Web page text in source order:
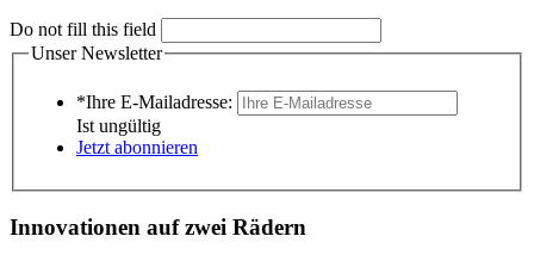
Do not fill this field
Unser Newsletter
*Ihre E-Mailadresse:
Ist ungültig
Jetzt abonnieren
Innovationen auf zwei Rädern